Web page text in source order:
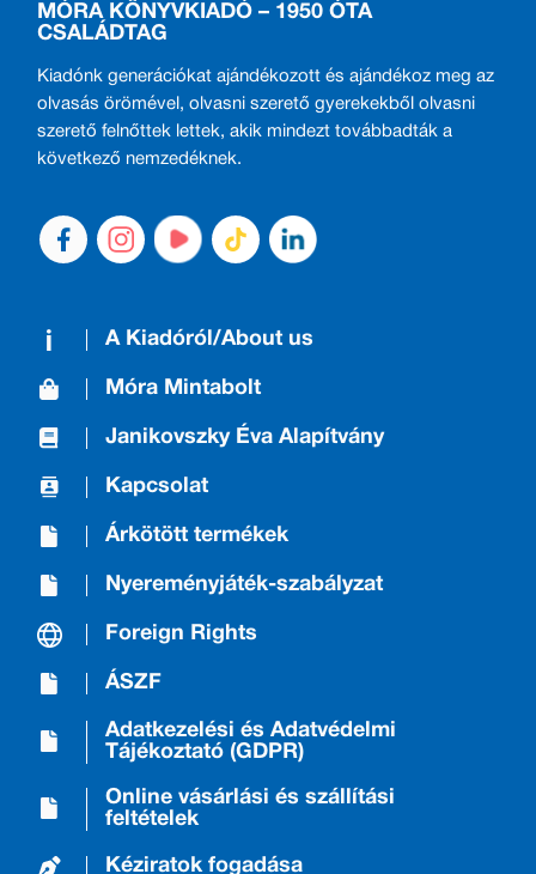
MÓRA KÖNYVKIADÓ – 1950 ÓTA
CSALÁDTAG
Kiadónk generációkat ajándékozott és ajándékoz meg az
olvasás örömével, olvasni szerető gyerekekből olvasni
szerető felnőttek lettek, akik mindezt továbbadták a
következő nemzedéknek.
A Kiadóról/About us
Móra Mintabolt
Janikovszky Éva Alapítvány
Kapcsolat
Árkötött termékek
Nyereményjáték-szabályzat
Foreign Rights
ÁSZF
Adatkezelési és Adatvédelmi
Tájékoztató (GDPR)
Online vásárlási és szállítási
feltételek
Kéziratok fogadása